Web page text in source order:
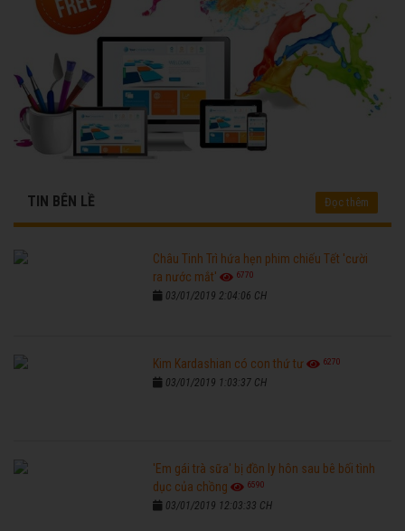
TIN BÊN LỀ Đọc thêm
Châu Tinh Trì hứa hẹn phim chiếu Tết 'cười
ra nước mắt'
6770
03/01/2019 2:04:06 CH
Kim Kardashian có con thứ tư 6270
03/01/2019 1:03:37 CH
'Em gái trà sữa' bị đồn ly hôn sau bê bối tình
dục của chồng
6590
03/01/2019 12:03:33 CH